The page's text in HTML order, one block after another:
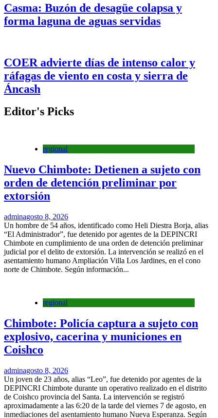
Casma: Buzón de desagüe colapsa y
forma laguna de aguas servidas
COER advierte días de intenso calor y
ráfagas de viento en costa y sierra de
Áncash
Editor's Picks
regional
Nuevo Chimbote: Detienen a sujeto con
orden de detención preliminar por
extorsión
adminagosto 8, 2026
Un hombre de 54 años, identificado como Heli Diestra Borja, alias
“El Administrador”, fue detenido por agentes de la DEPINCRI
Chimbote en cumplimiento de una orden de detención preliminar
judicial por el delito de extorsión. La intervención se realizó en el
asentamiento humano Ampliación Villa Los Jardines, en el cono
norte de Chimbote. Según información...
regional
Chimbote: Policía captura a sujeto con
explosivo, cacerina y municiones en
Coishco
adminagosto 8, 2026
Un joven de 23 años, alias “Leo”, fue detenido por agentes de la
DEPINCRI Chimbote durante un operativo realizado en el distrito
de Coishco provincia del Santa. La intervención se registró
aproximadamente a las 6:20 de la tarde del viernes 7 de agosto, en
inmediaciones del asentamiento humano Nueva Esperanza. Según